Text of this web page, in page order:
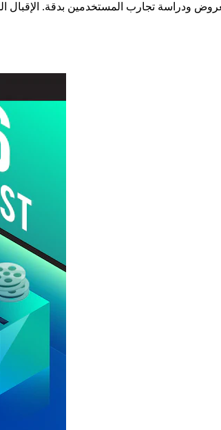
ودراسة تجارب المستخدمين بدقة.